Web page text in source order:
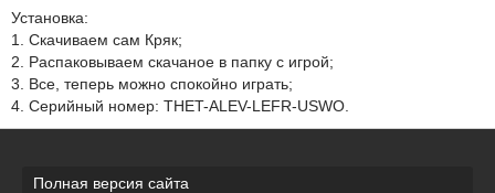
Установка:
1. Скачиваем сам Кряк;
2. Распаковываем скачаное в папку с игрой;
3. Все, теперь можно спокойно играть;
4. Серийный номер: THET-ALEV-LEFR-USWO.
Полная версия сайта